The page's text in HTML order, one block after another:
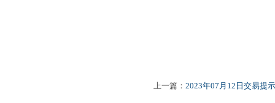
上一篇： 2023年07月12日交易提示